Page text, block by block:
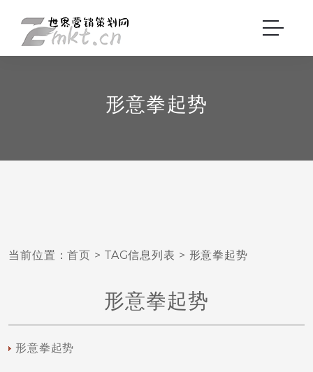
形意拳起势
当前位置：首页 > TAG信息列表 > 形意拳起势
形意拳起势
形意拳起势